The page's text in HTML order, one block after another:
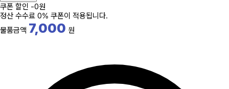
쿠폰 할인 -0원
정산 수수료 0% 쿠폰이 적용됩니다.
물품금액 7,000 원